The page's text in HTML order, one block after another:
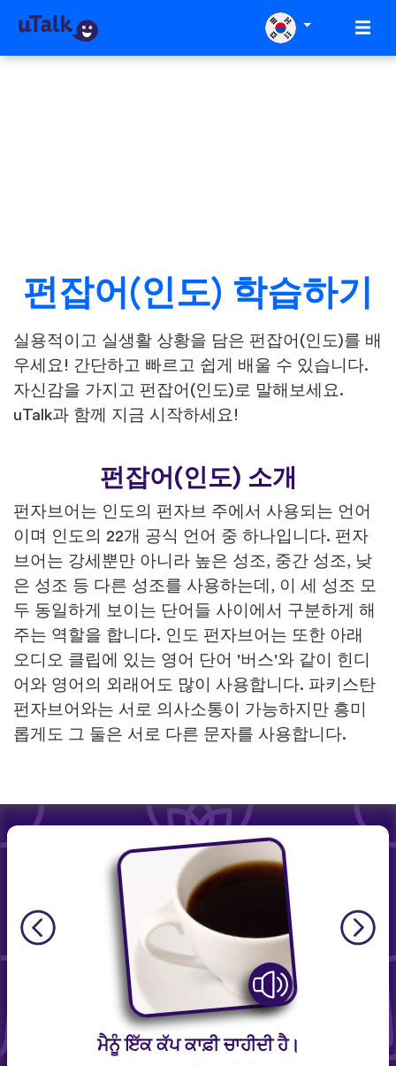
펀잡어(인도) 학습하기
실용적이고 실생활 상황을 담은 펀잡어(인도)를 배
우세요! 간단하고 빠르고 쉽게 배울 수 있습니다.
자신감을 가지고 펀잡어(인도)로 말해보세요.
uTalk과 함께 지금 시작하세요!
펀잡어(인도) 소개
펀자브어는 인도의 펀자브 주에서 사용되는 언어
이며 인도의 22개 공식 언어 중 하나입니다. 펀자
브어는 강세뿐만 아니라 높은 성조, 중간 성조, 낮
은 성조 등 다른 성조를 사용하는데, 이 세 성조 모
두 동일하게 보이는 단어들 사이에서 구분하게 해
주는 역할을 합니다. 인도 펀자브어는 또한 아래
오디오 클립에 있는 영어 단어 '버스'와 같이 힌디
어와 영어의 외래어도 많이 사용합니다. 파키스탄
펀자브어와는 서로 의사소통이 가능하지만 흥미
롭게도 그 둘은 서로 다른 문자를 사용합니다.
ਮੈਨੂੰ ਇੱਕ ਕੱਪ ਕਾਫ਼ੀ ਚਾਹੀਦੀ ਹੈ।